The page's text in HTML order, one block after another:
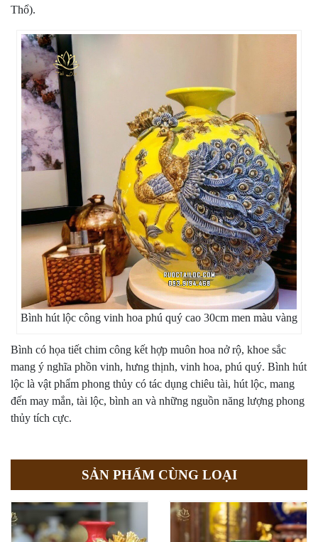
Thổ).
Bình hút lộc công vinh hoa phú quý cao 30cm men màu vàng
Bình có họa tiết chim công kết hợp muôn hoa nở rộ, khoe sắc
mang ý nghĩa phồn vinh, hưng thịnh, vinh hoa, phú quý. Bình hút
lộc là vật phẩm phong thủy có tác dụng chiêu tài, hút lộc, mang
đến may mắn, tài lộc, bình an và những nguồn năng lượng phong
thủy tích cực.
SẢN PHẨM CÙNG LOẠI